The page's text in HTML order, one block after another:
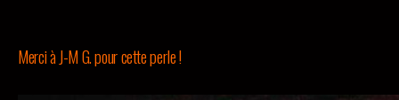
Merci à J-M G. pour cette perle !